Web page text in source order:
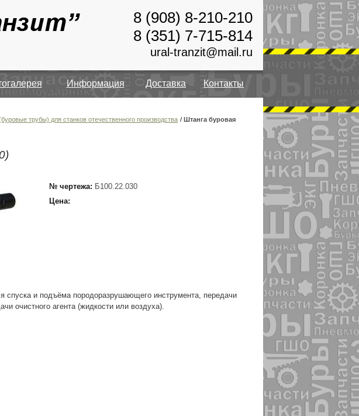
8 (908) 8-210-210
8 (351) 7-715-814
ural-tranzit@mail.ru
Информация Доставка Контакты
трубы) для станков отечественного производства / Штанга буровая
№ чертежа: Б100.22.030
Цена:
спуска и подъёма породоразрушающего инструмента, передачи
очистного агента (жидкости или воздуха).